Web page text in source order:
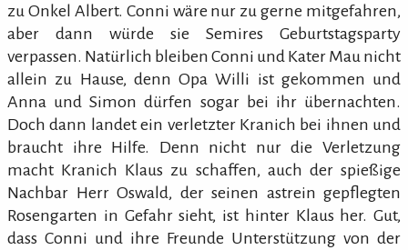
zu Onkel Albert. Conni wäre nur zu gerne mitgefahren,
aber dann würde sie Semires Geburtstagsparty
verpassen. Natürlich bleiben Conni und Kater Mau nicht
allein zu Hause, denn Opa Willi ist gekommen und
Anna und Simon dürfen sogar bei ihr übernachten.
Doch dann landet ein verletzter Kranich bei ihnen und
braucht ihre Hilfe. Denn nicht nur die Verletzung
macht Kranich Klaus zu schaffen, auch der spießige
Nachbar Herr Oswald, der seinen astrein gepflegten
Rosengarten in Gefahr sieht, ist hinter Klaus her. Gut,
dass Conni und ihre Freunde Unterstützung von der